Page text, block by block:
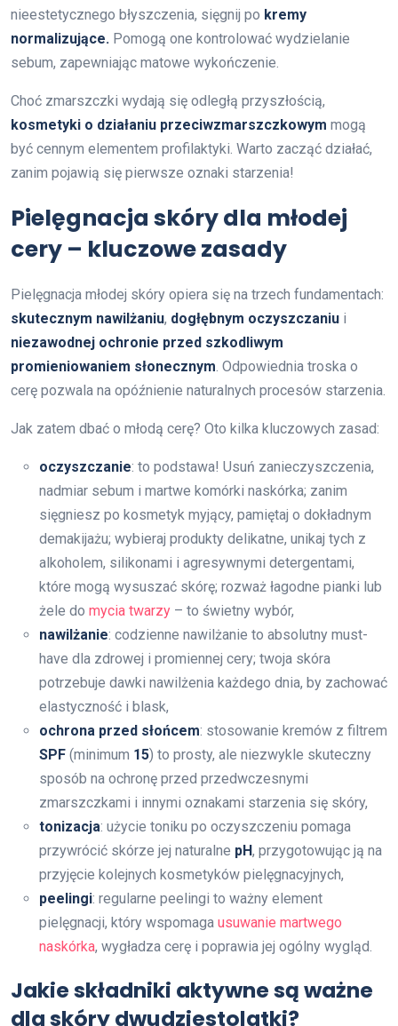
nieestetycznego błyszczenia, sięgnij po kremy
normalizujące. Pomogą one kontrolować wydzielanie
sebum, zapewniając matowe wykończenie.
Choć zmarszczki wydają się odległą przyszłością,
kosmetyki o działaniu przeciwzmarszczkowym mogą
być cennym elementem profilaktyki. Warto zacząć działać,
zanim pojawią się pierwsze oznaki starzenia!
Pielęgnacja skóry dla młodej
cery – kluczowe zasady
Pielęgnacja młodej skóry opiera się na trzech fundamentach:
skutecznym nawilżaniu, dogłębnym oczyszczaniu i
niezawodnej ochronie przed szkodliwym
promieniowaniem słonecznym. Odpowiednia troska o
cerę pozwala na opóźnienie naturalnych procesów starzenia.
Jak zatem dbać o młodą cerę? Oto kilka kluczowych zasad:
oczyszczanie: to podstawa! Usuń zanieczyszczenia,
nadmiar sebum i martwe komórki naskórka; zanim
sięgniesz po kosmetyk myjący, pamiętaj o dokładnym
demakijażu; wybieraj produkty delikatne, unikaj tych z
alkoholem, silikonami i agresywnymi detergentami,
które mogą wysuszać skórę; rozważ łagodne pianki lub
żele do mycia twarzy – to świetny wybór,
nawilżanie: codzienne nawilżanie to absolutny must-
have dla zdrowej i promiennej cery; twoja skóra
potrzebuje dawki nawilżenia każdego dnia, by zachować
elastyczność i blask,
ochrona przed słońcem: stosowanie kremów z filtrem
SPF (minimum 15) to prosty, ale niezwykle skuteczny
sposób na ochronę przed przedwczesnymi
zmarszczkami i innymi oznakami starzenia się skóry,
tonizacja: użycie toniku po oczyszczeniu pomaga
przywrócić skórze jej naturalne pH, przygotowując ją na
przyjęcie kolejnych kosmetyków pielęgnacyjnych,
peelingi: regularne peelingi to ważny element
pielęgnacji, który wspomaga usuwanie martwego
naskórka, wygładza cerę i poprawia jej ogólny wygląd.
Jakie składniki aktywne są ważne
dla skóry dwudziestolatki?